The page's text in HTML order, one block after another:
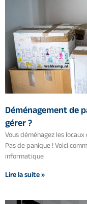
Déménagement de
gérer ?
Vous déménagez les
Pas de panique ! Voici
informatique
Lire la suite »